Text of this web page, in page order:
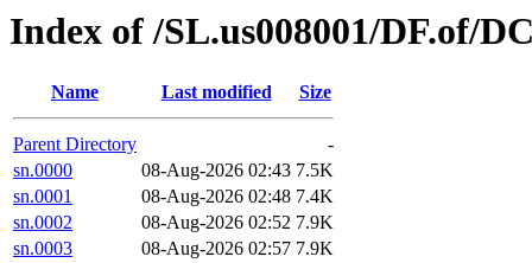
Index of /SL.us008001/DF.of/
Name Last modified Size
Parent Directory
-
sn.0000
08-Aug-2026 02:43 7.5K
sn.0001
08-Aug-2026 02:48 7.4K
sn.0002
08-Aug-2026 02:52 7.9K
sn.0003
08-Aug-2026 02:57 7.9K